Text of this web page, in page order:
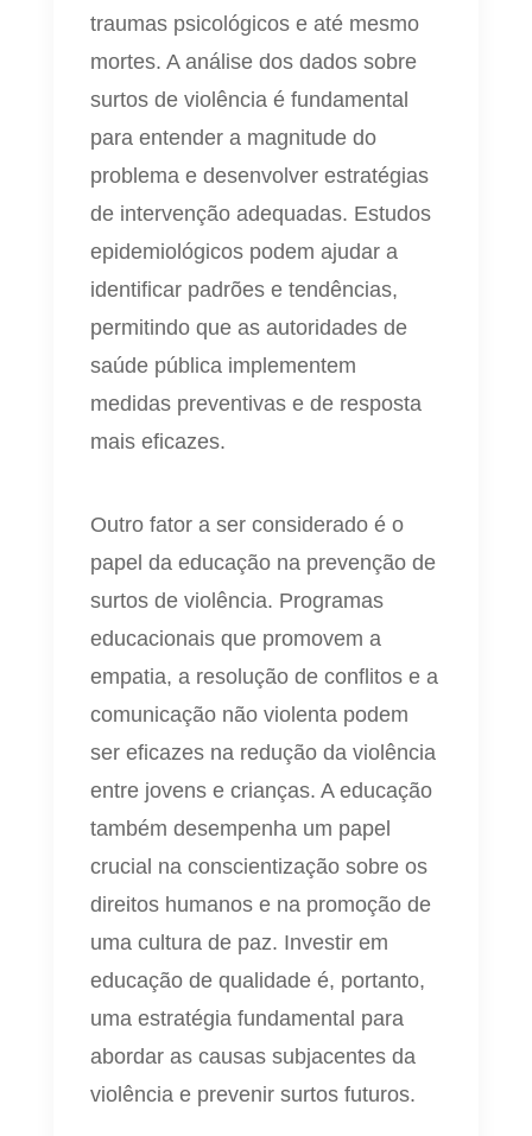
traumas psicológicos e até mesmo
mortes. A análise dos dados sobre
surtos de violência é fundamental
para entender a magnitude do
problema e desenvolver estratégias
de intervenção adequadas. Estudos
epidemiológicos podem ajudar a
identificar padrões e tendências,
permitindo que as autoridades de
saúde pública implementem
medidas preventivas e de resposta
mais eficazes.
Outro fator a ser considerado é o
papel da educação na prevenção de
surtos de violência. Programas
educacionais que promovem a
empatia, a resolução de conflitos e a
comunicação não violenta podem
ser eficazes na redução da violência
entre jovens e crianças. A educação
também desempenha um papel
crucial na conscientização sobre os
direitos humanos e na promoção de
uma cultura de paz. Investir em
educação de qualidade é, portanto,
uma estratégia fundamental para
abordar as causas subjacentes da
violência e prevenir surtos futuros.